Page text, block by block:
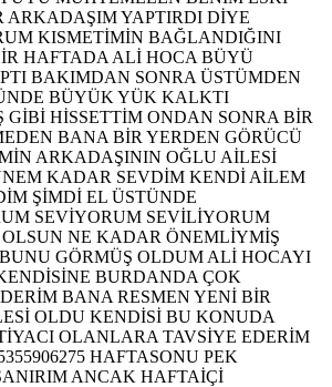
ARKADAŞIM YAPTIRDI DİYE
KISMETİMİN BAĞLANDIĞINI
HAFTADA ALİ HOCA BÜYÜ
BAKIMDAN SONRA ÜSTÜMDEN
BÜYÜK YÜK KALKTI
GİBİ HİSSETTİM ONDAN SONRA BİR
BANA BİR YERDEN GÖRÜCÜ
ARKADAŞININ OĞLU AİLESİ
KADAR SEVDİM KENDİ AİLEM
ŞİMDİ EL ÜSTÜNDE
SEVİYORUM SEVİLİYORUM
NE KADAR ÖNEMLİYMİŞ
GÖRMÜŞ OLDUM ALİ HOCAYI
BURDANDA ÇOK
BANA RESMEN YENİ BİR
OLDU KENDİSİ BU KONUDA
OLANLARA TAVSİYE EDERİM
HAFTASONU PEK
ANCAK HAFTAİÇİ